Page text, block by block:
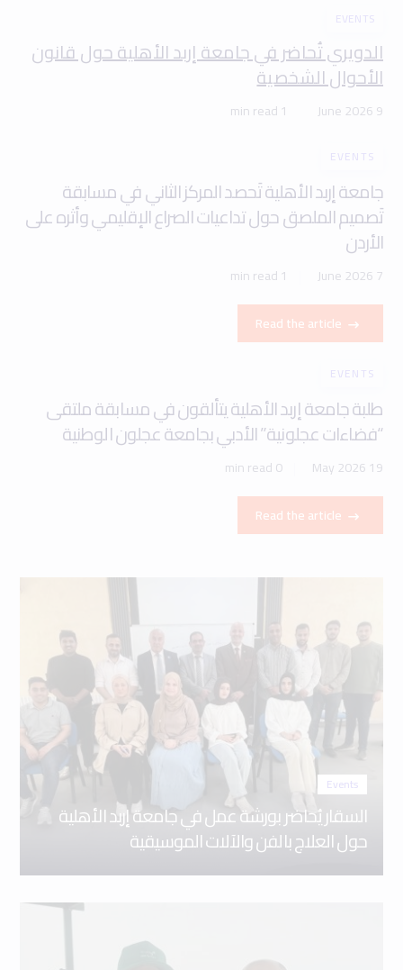
EVENTS
الدويري تُحاضر في جامعة إربد الأهلية حول قانون
الأحوال الشخصية
9 June 2026
1 min read
EVENTS
جامعة إربد الأهلية تَحصد المركز الثاني في مسابقة
تَصميم الملصق حول تداعيات الصراع الإقليمي وأثره على
الأردن
7 June 2026
1 min read
Read the article
EVENTS
طلبة جامعة إربد الأهلية يتألقون في مسابقة ملتقى
“فضاءات عجلونية” الأدبي بجامعة عجلون الوطنية
19 May 2026
0 min read
Read the article
Events
السقار يُحاضر بورشة عمل في جامعة إربد الأهلية
حول العلاج بالفن والآلات الموسيقية